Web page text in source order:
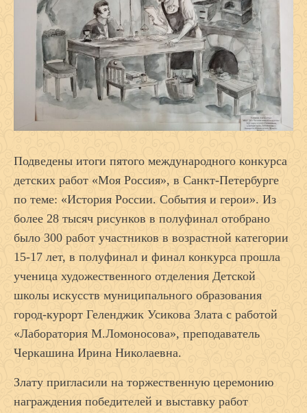
Подведены итоги пятого международного конкурса
детских работ «Моя Россия», в Санкт-Петербурге
по теме: «История России. События и герои». Из
более 28 тысяч рисунков в полуфинал отобрано
было 300 работ участников в возрастной категории
15-17 лет, в полуфинал и финал конкурса прошла
ученица художественного отделения Детской
школы искусств муниципального образования
город-курорт Геленджик Усикова Злата с работой
«Лаборатория М.Ломоносова», преподаватель
Черкашина Ирина Николаевна.
Злату пригласили на торжественную церемонию
награждения победителей и выставку работ